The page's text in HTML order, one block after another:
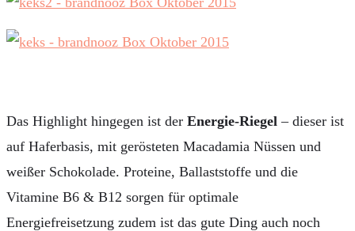
Das Highlight hingegen ist der Energie-Riegel – dieser ist
auf Haferbasis, mit gerösteten Macadamia Nüssen und
weißer Schokolade. Proteine, Ballaststoffe und die
Vitamine B6 & B12 sorgen für optimale
Energiefreisetzung zudem ist das gute Ding auch noch